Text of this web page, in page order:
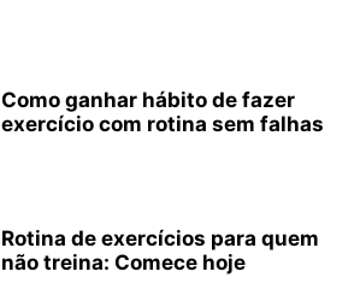
Como ganhar hábito de fazer
exercício com rotina sem falhas
Rotina de exercícios para quem
não treina: Comece hoje